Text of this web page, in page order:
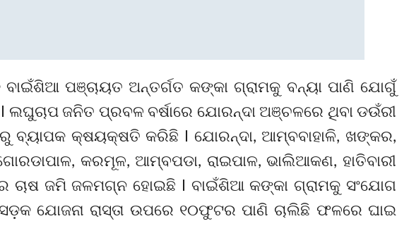
ପଞ୍ଚାୟତ ଅନ୍ତର୍ଗତ କଙ୍କା ଗ୍ରାମକୁ ବନ୍ୟା ପାଣି ଯୋଗୁଁ
ଜନିତ ପ୍ରବଳ ବର୍ଷାରେ ଯୋରନ୍ଦା ଅଞ୍ଚଳରେ ଥିବା ଡଉଁରୀ
ବ୍ୟାପକ କ୍ଷୟକ୍ଷତି କରିଛି l ଯୋରନ୍ଦା, ଆମ୍ବବାହାଳି, ଖଙ୍କର,
କରମୂଳ, ଆମ୍ବପଡା, ରାଇପାଳ, ଭାଲିଆକଣ, ହାତିବାରୀ
ଚାଷ ଜମି ଜଳମଗ୍ନ ହୋଇଛି l ବାଇଁଶିଆ କଙ୍କା ଗ୍ରାମକୁ ସଂଯୋଗ
ଯୋଜନା ରାସ୍ତା ଉପରେ ୧୦ଫୁଟର ପାଣି ଚାଲିଛି ଫଳରେ ଘାଇ